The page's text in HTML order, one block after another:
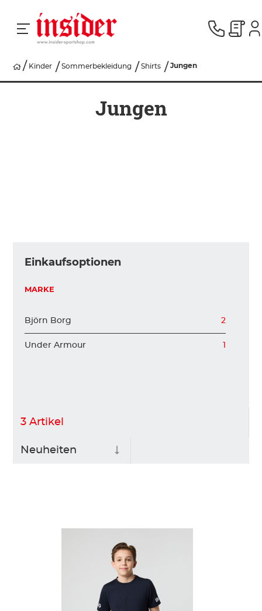
RACING
KINDER
ZUBEHÖR
Kinder Sommerbekleidung Shirts Jungen
Jungen
3 Artikel
Einkaufsoptionen
MARKE
Björn Borg 2
Under Armour 1